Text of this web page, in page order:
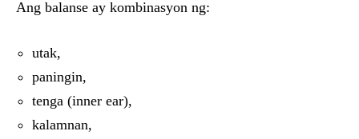
Ang balanse ay kombinasyon ng:
utak,
paningin,
tenga (inner ear),
kalamnan,